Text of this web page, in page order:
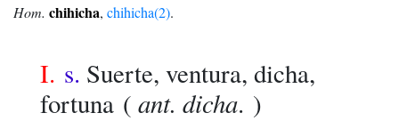
Hom. chihicha, chihicha(2).
I. s. Suerte, ventura, dicha,
fortuna ( ant. dicha. )